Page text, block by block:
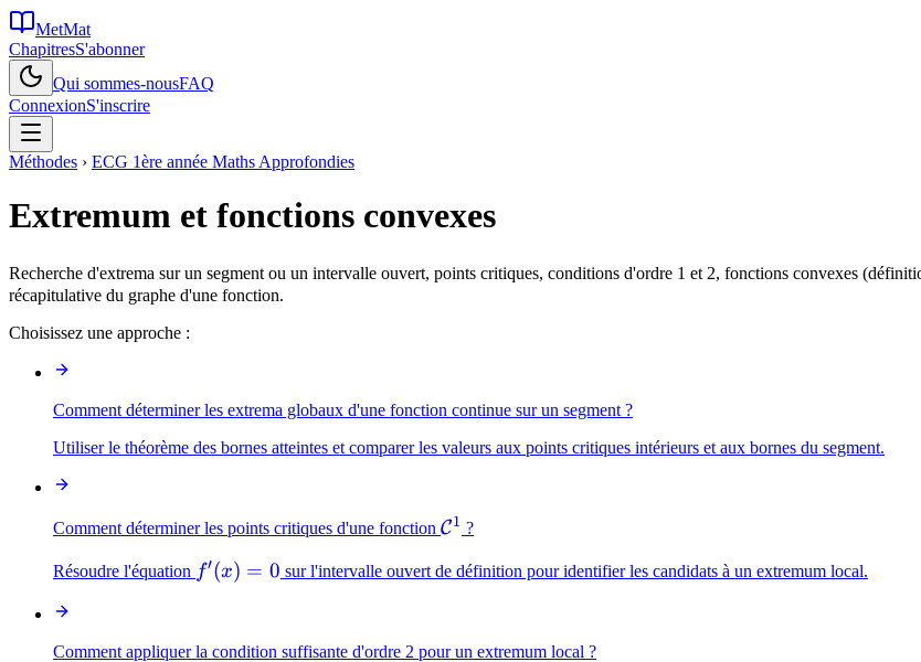
MetMat
ChapitresS'abonner
Qui sommes-nousFAQ
ConnexionS'inscrire
Méthodes › ECG 1ère année Maths Approfondies
Extremum et fonctions convexes
Recherche d'extrema sur un segment ou un intervalle ouvert, points critiques, conditions d'ordre 1 et 2, fonctions convexes
récapitulative du graphe d'une fonction.
Choisissez une approche :
Comment déterminer les extrema globaux d'une fonction continue sur un segment ?
Utiliser le théorème des bornes atteintes et comparer les valeurs aux points critiques intérieurs et aux bornes du segment.
Comment déterminer les points critiques d'une fonction \mathcal{C}^1
C1 ?
Résoudre l'équation f'(x)=0
f′(x) = 0 sur l'intervalle ouvert de définition pour identifier les candidats à un extremum local.
Comment appliquer la condition suffisante d'ordre 2 pour un extremum local ?